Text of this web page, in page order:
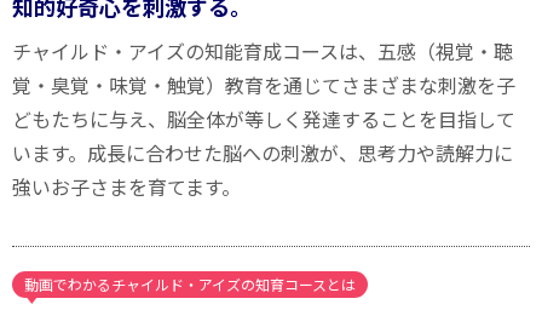
知的好奇心を刺激する。
チャイルド・アイズの知能育成コースは、五感（視覚・聴
覚・臭覚・味覚・触覚）教育を通じてさまざまな刺激を子
どもたちに与え、脳全体が等しく発達することを目指して
います。成長に合わせた脳への刺激が、思考力や読解力に
強いお子さまを育てます。
動画でわかるチャイルド・アイズの知育コースとは